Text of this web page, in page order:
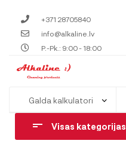
+371 28705840
info@alkaline.lv
P.-Pk.: 9:00 - 18:00
Visas kategorijas